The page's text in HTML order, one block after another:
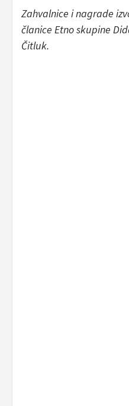
Zahvalnice i nagrade
članice Etno skupine
Čitluk.